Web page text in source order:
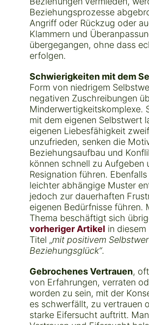
Beziehungsprozesse
Angriff oder Rückzug oder
Klammern und
übergegangen, ohne dass
erfolgen.
Schwierigkeiten mit dem
Form von niedrigem
negativen Zuschreibungen
Minderwertigkeitskomplexe.
mit dem eigenen Selbstwert
eigenen Liebesfähigkeit
unzufrieden, senken die
Beziehungsaufbau und
können schnell zu Aufgeben
Resignation führen.
leichter abhängige Muster
jedoch zur dauerhaften
eigenen Bedürfnisse führen.
Thema beschäftigt sich
vorheriger Artikel in
Titel „mit positivem
Beziehungsglück“.
Gebrochenes Vertrauen,
von Erfahrungen, verraten
worden zu sein, mit der
es schwerfällt, zu vertrauen
starke Eifersucht auftritt.